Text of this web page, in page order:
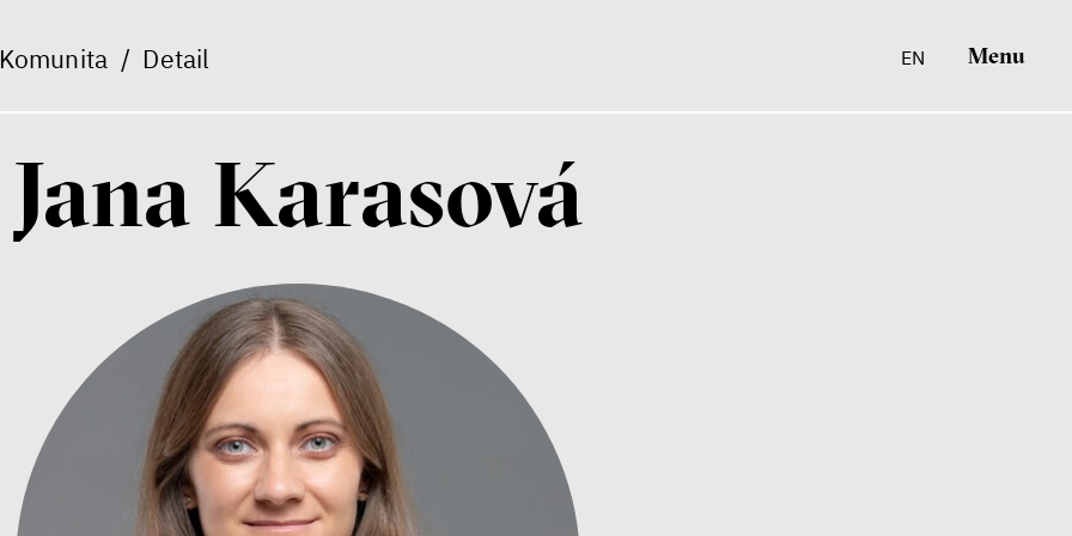
Komunita / Detail EN Menu
Jana Karasová